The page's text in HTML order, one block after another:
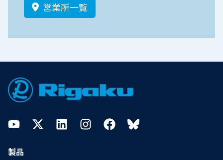
営業所一覧
Footer
YouTubeTwitterLinkedInInstagramFacebookBluesky
製品